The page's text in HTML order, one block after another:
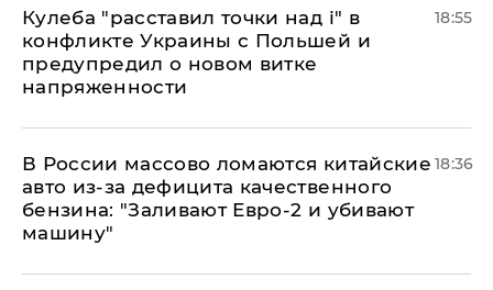
Кулеба "расставил точки над і" в
конфликте Украины с Польшей и
предупредил о новом витке
напряженности
18:55
В России массово ломаются китайские
авто из-за дефицита качественного
бензина: "Заливают Евро-2 и убивают
машину"
18:36